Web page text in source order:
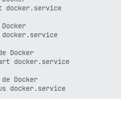
docker.service
Docker
docker.service
Docker